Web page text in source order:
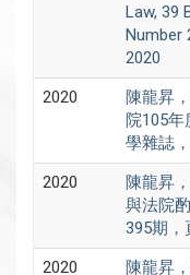
Law, 39
Number
2020
2020
陳龍昇
院105
學雜誌
2020
陳龍昇
與法院
395期，
2020
陳龍昇